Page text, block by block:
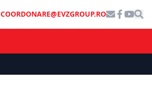
COORDONARE@EVZGROUP.RO